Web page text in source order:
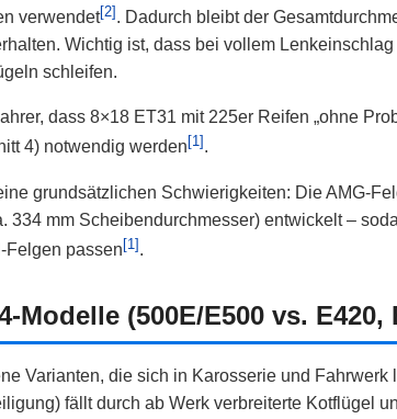
verwendet[2] . Dadurch bleibt der
Wichtig ist, dass bei vollem
schleifen.
dass 8×18 ET31 mit 225er Reifen „ohne
4) notwendig werden[1] .
grundsätzlichen Schwierigkeiten: Die AMG-
334 mm Scheibendurchmesser) entwickelt –
passen[1].
(500E/E500 vs. E420,
Varianten, die sich in Karosserie und
fällt durch ab Werk verbreiterte Kotflügel